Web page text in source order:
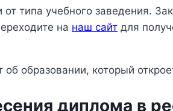
типа учебного заведения.
на наш сайт для
образовании, который
диплома в